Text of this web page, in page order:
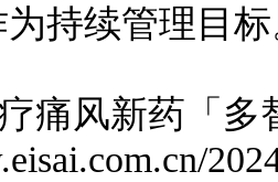
持续管理目
痛风新药「